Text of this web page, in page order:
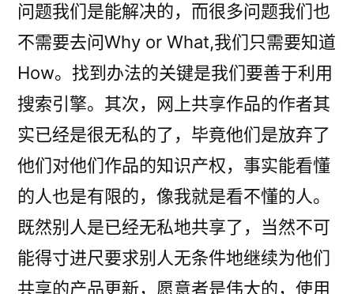
问题我们是能解决的，而很多问题我们也
不需要去问Why or What,我们只需要知道
How。找到办法的关键是我们要善于利用
搜索引擎。其次，网上共享作品的作者其
实已经是很无私的了，毕竟他们是放弃了
他们对他们作品的知识产权，事实能看懂
的人也是有限的，像我就是看不懂的人。
既然别人是已经无私地共享了，当然不可
能得寸进尺要求别人无条件地继续为他们
共享的产品更新，愿意者是伟大的，使用